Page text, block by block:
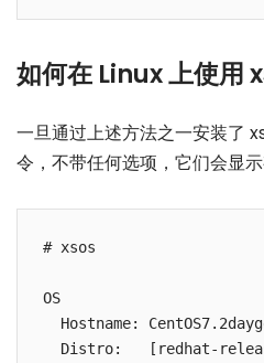
如何在 Linux 上使用
一旦通过上述方法之一安装了
令，不带任何选项，它们会显
# xsos
OS